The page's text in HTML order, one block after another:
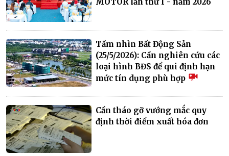
Tầm nhìn Bất Động Sản
(25/5/2026): Cần nghiên cứu các
loại hình BĐS để qui định hạn
mức tín dụng phù hợp
Cần tháo gỡ vướng mắc quy
định thời điểm xuất hóa đơn